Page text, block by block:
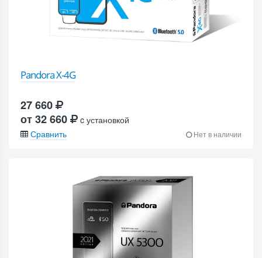
Pandora X-4G
27 660
от 32 660
c установкой
Сравнить
Нет в наличии